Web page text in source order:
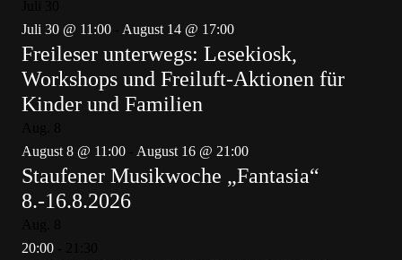
Juli 30 @ 11:00
August 14 @ 17:00
Freileser unterwegs: Lesekiosk,
Workshops und Freiluft-Aktionen für
Kinder und Familien
August 8 @ 11:00
August 16 @ 21:00
Staufener Musikwoche „Fantasia“
8.-16.8.2026
20:00